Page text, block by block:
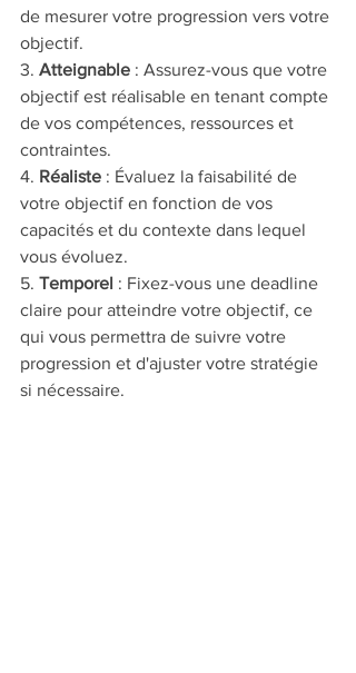
de mesurer votre progression vers votre
objectif.
3. Atteignable : Assurez-vous que votre
objectif est réalisable en tenant compte
de vos compétences, ressources et
contraintes.
4. Réaliste : Évaluez la faisabilité de
votre objectif en fonction de vos
capacités et du contexte dans lequel
vous évoluez.
5. Temporel : Fixez-vous une deadline
claire pour atteindre votre objectif, ce
qui vous permettra de suivre votre
progression et d'ajuster votre stratégie
si nécessaire.